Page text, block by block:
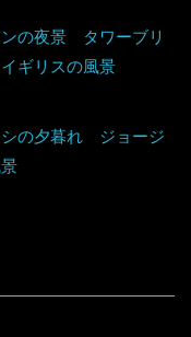
ンの夜景 タワーブリ
ギリスの風景
シの夕暮れ ジョージ
ン
ツェゴビナ